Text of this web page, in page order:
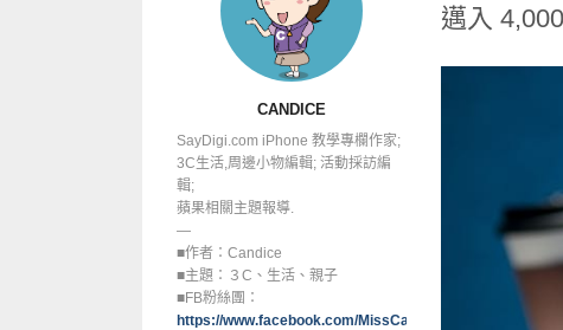
邁入
CANDICE
SayDigi.com iPhone 教學專欄作家;
3C生活,周邊小物編輯; 活動採訪編
輯;
蘋果相關主題報導.
—
■作者：Candice
■主題：３C、生活、親子
■FB粉絲團：
https://www.facebook.com/MissCandice112